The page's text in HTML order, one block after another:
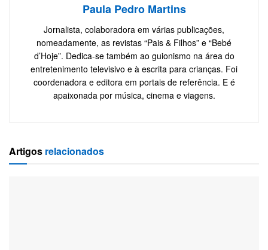
Paula Pedro Martins
Jornalista, colaboradora em várias publicações,
nomeadamente, as revistas “Pais & Filhos” e “Bebé
d’Hoje”. Dedica-se também ao guionismo na área do
entretenimento televisivo e à escrita para crianças. Foi
coordenadora e editora em portais de referência. E é
apaixonada por música, cinema e viagens.
Artigos relacionados